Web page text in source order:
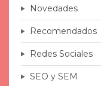
Novedades
Recomendados
Redes Sociales
SEO y SEM